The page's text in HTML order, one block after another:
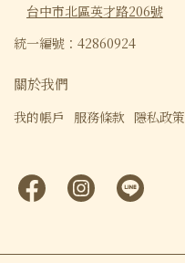
台中市北區英才路206號
統一編號：42860924
關於我們
我的帳戶 服務條款 隱私政策